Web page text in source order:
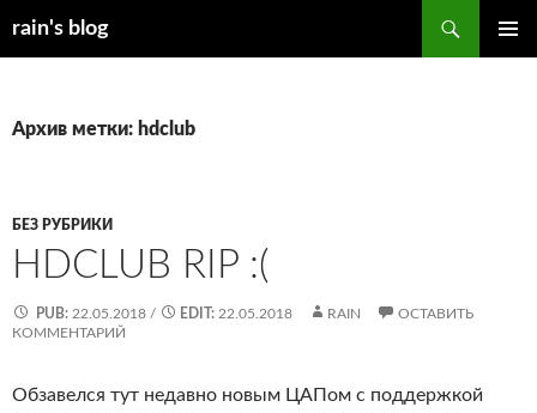
rain's blog
Архив метки: hdclub
БЕЗ РУБРИКИ
HDCLUB RIP :(
PUB: 22.05.2018 / EDIT: 22.05.2018 RAIN
ОСТАВИТЬ
КОММЕНТАРИЙ
Обзавелся тут недавно новым ЦАПом с поддержкой